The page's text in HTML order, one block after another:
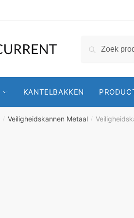
Zoeken
KANTELBAKKEN
/ Veiligheidskannen Metaal /